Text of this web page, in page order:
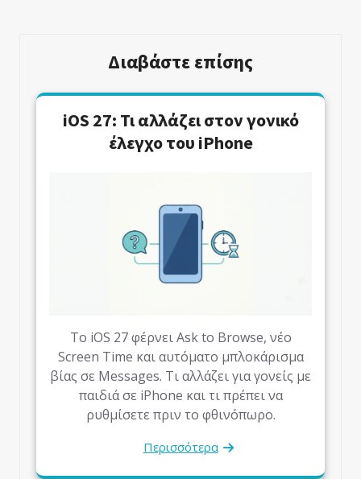
Διαβάστε επίσης
iOS 27: Τι αλλάζει στον γονικό
έλεγχο του iPhone
Το iOS 27 φέρνει Ask to Browse, νέο
Screen Time και αυτόματο μπλοκάρισμα
βίας σε Messages. Τι αλλάζει για γονείς με
παιδιά σε iPhone και τι πρέπει να
ρυθμίσετε πριν το φθινόπωρο.
Περισσότερα